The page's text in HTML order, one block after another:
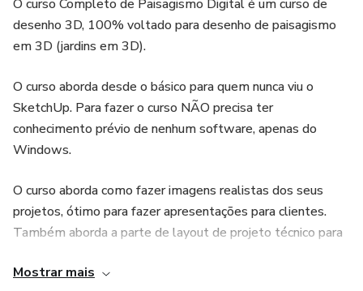
O curso Completo de Paisagismo Digital é um curso de
desenho 3D, 100% voltado para desenho de paisagismo
em 3D (jardins em 3D).
O curso aborda desde o básico para quem nunca viu o
SketchUp. Para fazer o curso NÃO precisa ter
conhecimento prévio de nenhum software, apenas do
Windows.
O curso aborda como fazer imagens realistas dos seus
projetos, ótimo para fazer apresentações para clientes.
Também aborda a parte de layout de projeto técnico para
planta baixa, com legenda de plantas, carimbo,
Mostrar mais